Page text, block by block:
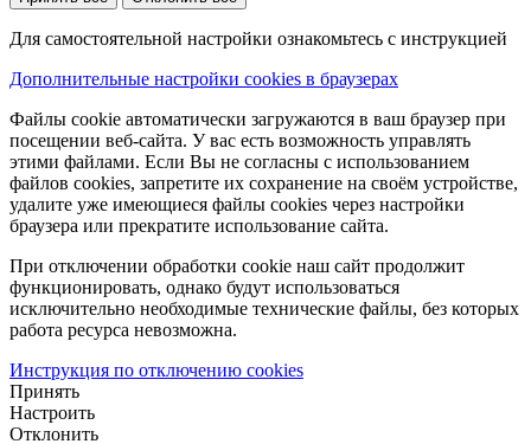
Для самостоятельной настройки ознакомьтесь с инструкцией
Дополнительные настройки cookies в браузерах
Файлы cookie автоматически загружаются в ваш браузер при
посещении веб-сайта. У вас есть возможность управлять
этими файлами. Если Вы не согласны с использованием
файлов cookies, запретите их сохранение на своём устройстве,
удалите уже имеющиеся файлы cookies через настройки
браузера или прекратите использование сайта.
При отключении обработки cookie наш сайт продолжит
функционировать, однако будут использоваться
исключительно необходимые технические файлы, без которых
работа ресурса невозможна.
Инструкция по отключению cookies
Принять
Настроить
Отклонить